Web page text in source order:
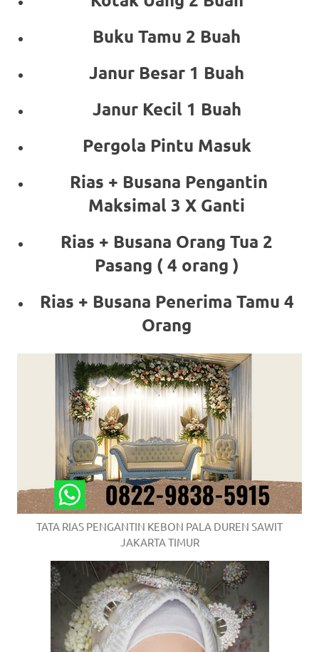
Buku Tamu 2 Buah
Janur Besar 1 Buah
Janur Kecil 1 Buah
Pergola Pintu Masuk
Rias + Busana Pengantin
Maksimal 3 X Ganti
Rias + Busana Orang Tua 2
Pasang ( 4 orang )
Rias + Busana Penerima Tamu 4
Orang
TATA RIAS PENGANTIN KEBON PALA DUREN SAWIT
JAKARTA TIMUR